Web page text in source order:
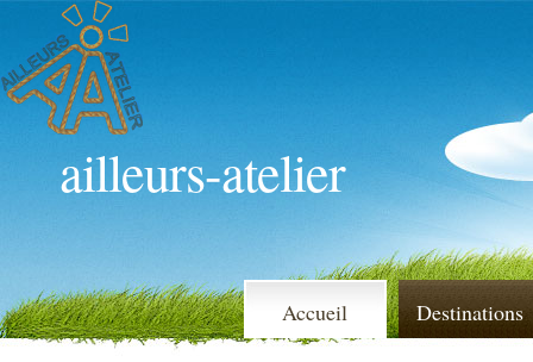
ailleurs-atelier
Accueil Destinations